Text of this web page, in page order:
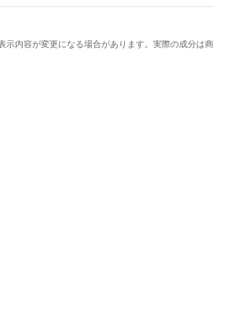
示内容が変更になる場合があります。実際の成分は商